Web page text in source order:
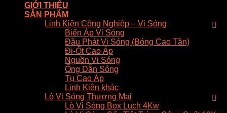
GIỚI THIỆU
SẢN PHẨM
Linh Kiện Công Nghiệp – Vi Sóng
Biến Áp Vi Sóng
Đầu Phát Vi Sóng (Bóng Cao Tần)
Đi-Ốt Cao Áp
Nguồn Vi Sóng
Ống Dẫn Sóng
Tụ Cao Áp
Linh Kiện khác
Lò Vi Sóng Thương Mại
Lò Vi Sóng Box Luch 4Kw